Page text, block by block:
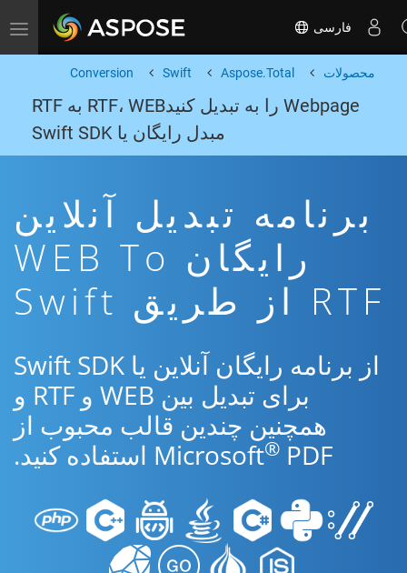
Toggle navigation فارسی
محصولات Aspose.Total
Swift
Conversion
Webpage را به تبدیل کنیدRTF، WEB به RTF
مبدل رایگان یا Swift SDK
برنامه تبدیل آنلاین
رایگان WEB To
RTF از طریق Swift
از برنامه رایگان آنلاین یا Swift SDK
برای تبدیل بین WEB و RTF و
همچنین چندین قالب محبوب از
Microsoft® PDF استفاده کنید.